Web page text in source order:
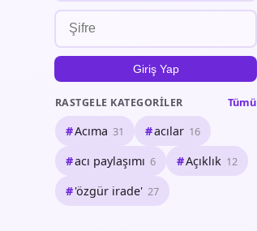
Giriş Yap
RASTGELE KATEGORILER Tümü
Acıma 31 acılar 16
acı paylaşımı 6 Açıklık 12
'özgür irade' 27